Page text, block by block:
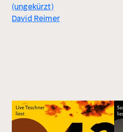
(ungekürzt)
David Reimer